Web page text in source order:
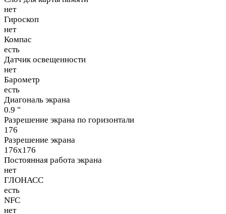
нет
Гироскоп
нет
Компас
есть
Датчик освещенности
нет
Барометр
есть
Диагональ экрана
0.9 "
Разрешение экрана по горизонтали
176
Разрешение экрана
176x176
Постоянная работа экрана
нет
ГЛОНАСС
есть
NFC
нет